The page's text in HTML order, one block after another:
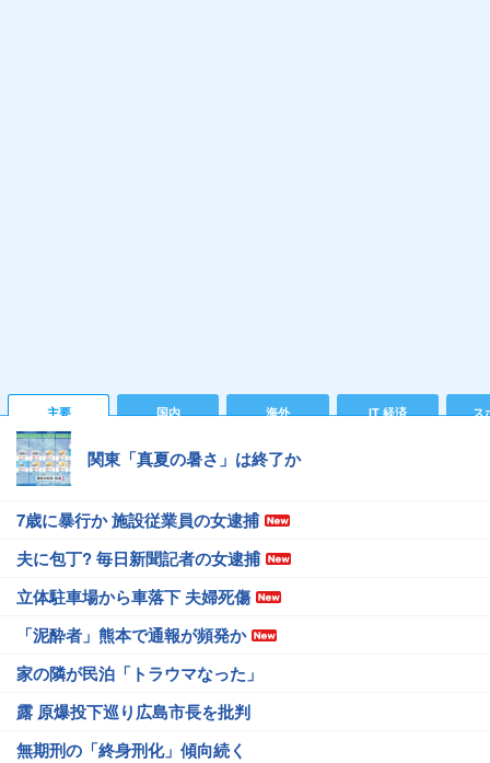
主要 国内 海外 IT 経済 ス
関東「真夏の暑さ」は終了か
7歳に暴行か 施設従業員の女逮捕
夫に包丁? 毎日新聞記者の女逮捕
立体駐車場から車落下 夫婦死傷
「泥酔者」熊本で通報が頻発か
家の隣が民泊「トラウマなった」
露 原爆投下巡り広島市長を批判
無期刑の「終身刑化」傾向続く